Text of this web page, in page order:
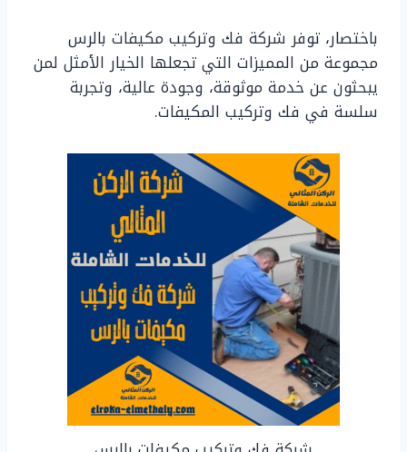
باختصار، توفر شركة فك وتركيب مكيفات بالرس
مجموعة من المميزات التي تجعلها الخيار الأمثل لمن
يبحثون عن خدمة موثوقة، وجودة عالية، وتجربة
سلسة في فك وتركيب المكيفات.